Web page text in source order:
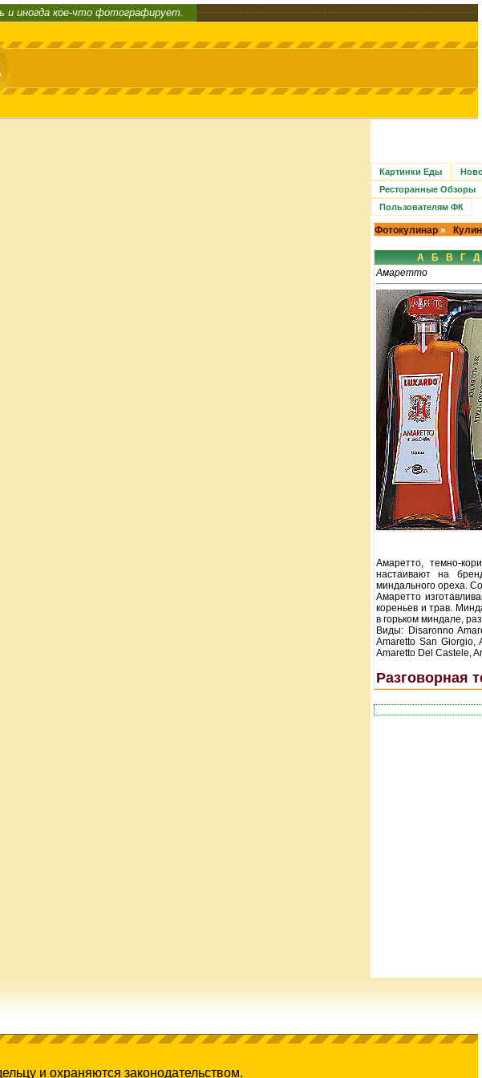
и иногда кое-что фотографирует.
Картинки Еды
Ресторанные Обзоры
Пользователям ФК
Фотокулинар »
А Б В Г
Д
Амаретто
Амаретто, темно-
настаивают на
миндального ореха.
Амаретто
кореньев и трав.
в горьком миндале,
Виды: Disaronno
Amaretto San Giorgio,
Amaretto Del Castele,
Разговорная
и охраняются законодательством.